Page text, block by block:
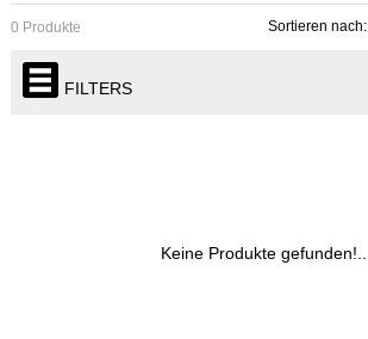
Sortieren nach:
0 Produkte
FILTERS
Keine Produkte gefunden!...